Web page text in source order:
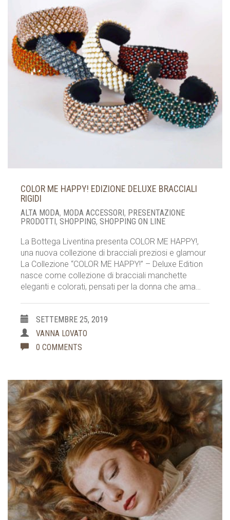
COLOR ME HAPPY! EDIZIONE DELUXE BRACCIALI
RIGIDI
ALTA MODA, MODA ACCESSORI, PRESENTAZIONE
PRODOTTI, SHOPPING, SHOPPING ON LINE
La Bottega Liventina presenta COLOR ME HAPPY!,
una nuova collezione di bracciali preziosi e glamour
La Collezione “COLOR ME HAPPY!” – Deluxe Edition
nasce come collezione di bracciali manchette
eleganti e colorati, pensati per la donna che ama…
SETTEMBRE 25, 2019
VANNA LOVATO
0 COMMENTS